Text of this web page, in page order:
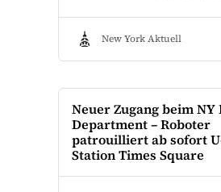
New York Aktuell
Neuer Zugang beim NY
Department – Roboter
patrouilliert ab sofort
Station Times Square